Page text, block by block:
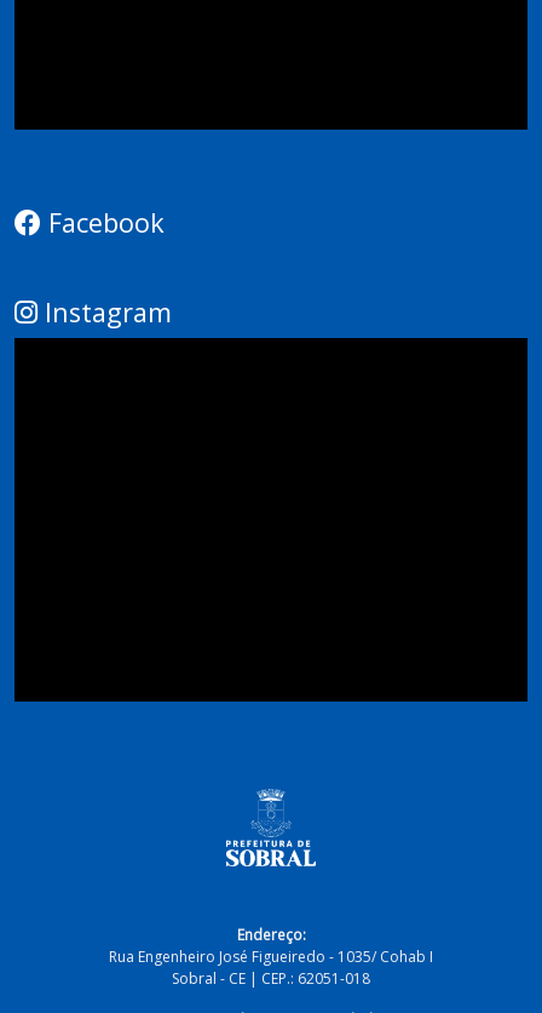
Facebook
Instagram
Endereço:
Rua Engenheiro José Figueiredo - 1035/ Cohab I
Sobral - CE | CEP.: 62051-018